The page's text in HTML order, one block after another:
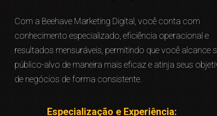
Com a Beehave Marketing Digital, você conta com
conhecimento especializado, eficiência operacional e
resultados mensuráveis, permitindo que você alcance
público-alvo de maneira mais eficaz e atinja seus
de negócios de forma consistente.
Especialização e Experiência: